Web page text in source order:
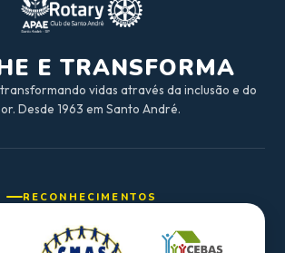
E TRANSFORMA
vidas através da inclusão e do
Desde 1963 em Santo André.
RECONHECIMENTOS